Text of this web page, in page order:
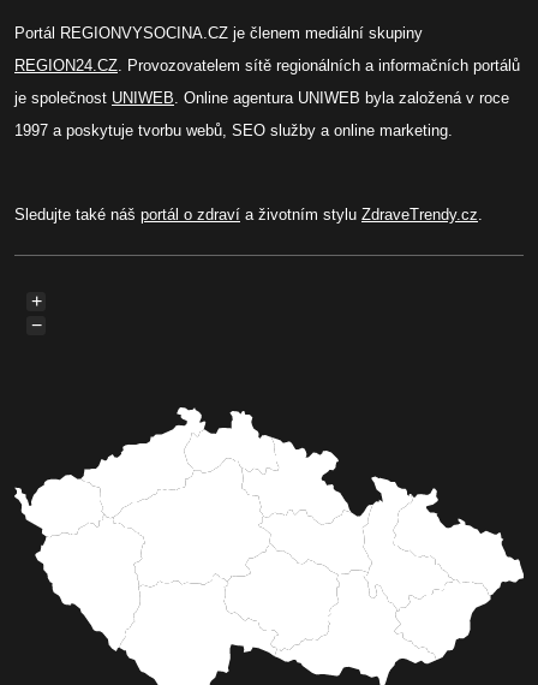
Portál REGIONVYSOCINA.CZ je členem mediální skupiny
REGION24.CZ . Provozovatelem sítě regionálních a informačních portálů
je společnost UNIWEB . Online agentura UNIWEB byla založená v roce
1997 a poskytuje tvorbu webů, SEO služby a online marketing.
Sledujte také náš portál o zdraví a životním stylu ZdraveTrendy.cz
+
−